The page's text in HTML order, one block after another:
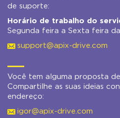
de suporte:
Horário de trabalho do
Segunda feira a Sexta feira
support@apix-drive.com
Você tem alguma proposta
Compartilhe as suas ideias
endereço:
igor@apix-drive.com